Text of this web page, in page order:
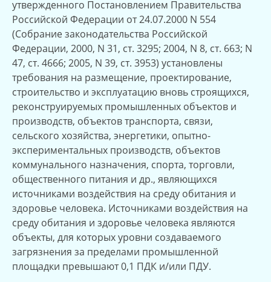
утвержденного Постановлением Правительства
Российской Федерации от 24.07.2000 N 554
(Собрание законодательства Российской
Федерации, 2000, N 31, ст. 3295; 2004, N 8, ст. 663; N
47, ст. 4666; 2005, N 39, ст. 3953) установлены
требования на размещение, проектирование,
строительство и эксплуатацию вновь строящихся,
реконструируемых промышленных объектов и
производств, объектов транспорта, связи,
сельского хозяйства, энергетики, опытно-
экспериментальных производств, объектов
коммунального назначения, спорта, торговли,
общественного питания и др., являющихся
источниками воздействия на среду обитания и
здоровье человека. Источниками воздействия на
среду обитания и здоровье человека являются
объекты, для которых уровни создаваемого
загрязнения за пределами промышленной
площадки превышают 0,1 ПДК и/или ПДУ.